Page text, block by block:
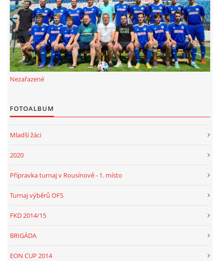
FKD, z.s.
Drnovice 704
68304 Drnovice
ičo 27005305
č.ú. 3227086359 / 0800
© 2026 eStránky.cz |RSS
Nezařazené
FOTOALBUM
Mladší žáci
2020
Přípravka turnaj v Rousínově - 1. místo
Turnaj výběrů OFS
FKD 2014/15
BRIGÁDA
EON CUP 2014